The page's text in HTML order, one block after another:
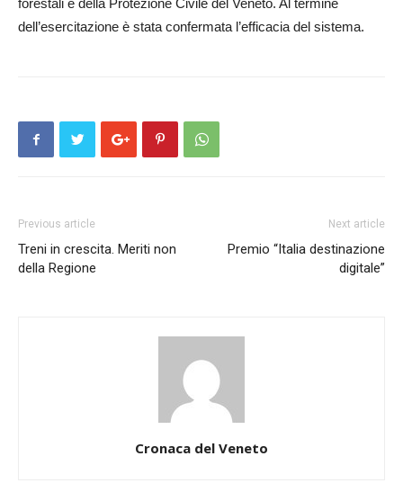
forestali e della Protezione Civile del Veneto. Al termine
dell’esercitazione è stata confermata l’efficacia del sistema.
Previous article
Treni in crescita. Meriti non
della Regione
Next article
Premio “Italia destinazione
digitale”
Cronaca del Veneto